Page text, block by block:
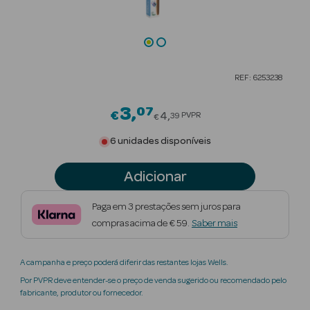
Beauty Season
Beauty Season
Nutricosmética
Perfumes
Beauty Season
REF: 6253238
€3 07Price reduced from
€ 4 39 PVPR
6 unidades disponíveis
Adicionar
Paga em 3 prestações sem juros para
compras acima de € 59. Saber mais
A campanha e preço poderá diferir das restantes lojas Wells.
Por PVPR deve entender-se o preço de venda sugerido ou recomendado pelo
fabricante, produtor ou fornecedor.